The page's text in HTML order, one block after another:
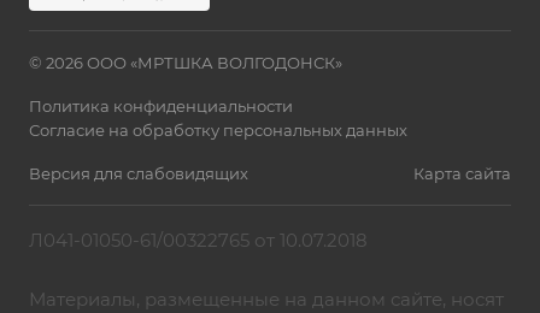
© 2026 ООО «МРТШКА ВОЛГОДОНСК»
Политика конфиденциальности
Согласие на обработку персональных данных
Версия для слабовидящих Карта сайта
Л041-01050-61/00322765 от 10.07.2018
Материалы, размещенные на данном сайте, носят